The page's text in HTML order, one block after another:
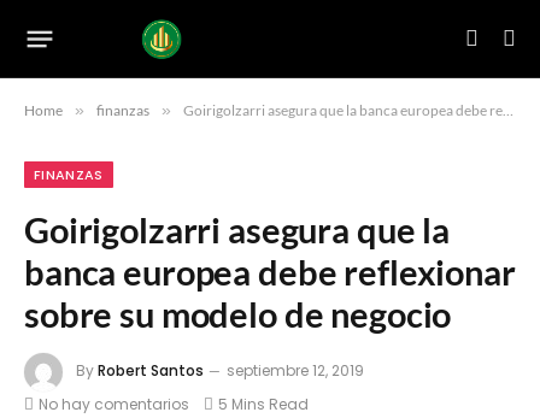
Home » finanzas » Goirigolzarri asegura que la banca europea debe reflexionar sobre su modelo de negocio
FINANZAS
Goirigolzarri asegura que la
banca europea debe reflexionar
sobre su modelo de negocio
ByRobert Santos
septiembre 12, 2019
No hay comentarios
5 Mins Read